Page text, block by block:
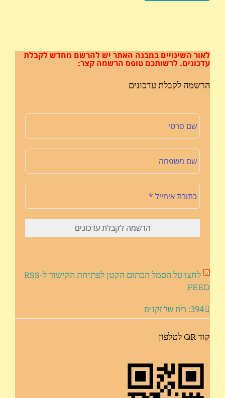
לאור השינויים במבנה האתר יש להרשם מחדש לקבלת
עדכונים. לרשותכם טופס הרשמה קצר:
הרשמה לקבלת עדכונים
לחצו על הסמל הכתום הקטן לפתיחת הקישור ל-RSS
FEED
394: ריח של זקנים
קוד QR לטלפון